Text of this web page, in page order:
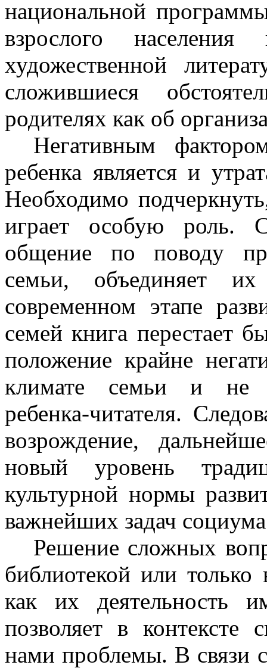
национальной
взрослого
художественной
сложившиеся
родителях как об
Негативным
ребенка является и
Необходимо
играет особую роль.
общение по поводу
семьи, объединяет
современном этапе
семей книга перестает
положение крайне
климате семьи и не
ребенка-читателя.
возрождение,
новый уровень
культурной нормы
важнейших задач
Решение сложных
библиотекой или
как их деятельность
позволяет в контексте
нами проблемы. В связи